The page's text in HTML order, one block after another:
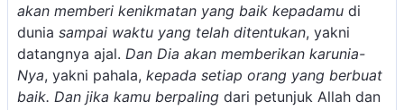
akan memberi kenikmatan yang baik kepadamu di
dunia sampai waktu yang telah ditentukan, yakni
datangnya ajal. Dan Dia akan memberikan karunia-
Nya, yakni pahala, kepada setiap orang yang berbuat
baik. Dan jika kamu berpaling dari petunjuk Allah dan